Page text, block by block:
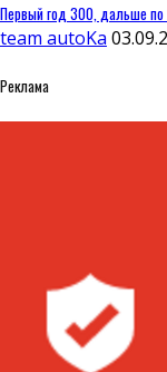
Первый год 300, дальше по
team autoKa
Реклама